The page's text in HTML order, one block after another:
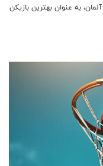
بهنام یخچالی در مرحله یک چهارم نهایی لیگ ProA آلمان، به عنوان بهترین بازیکن